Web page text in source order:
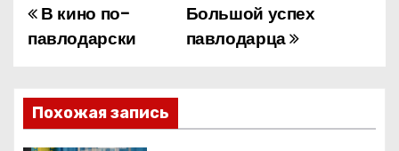
Н
в
и
Большой успех
павлодарца
В кино по-
павлодарски
Похожая запись